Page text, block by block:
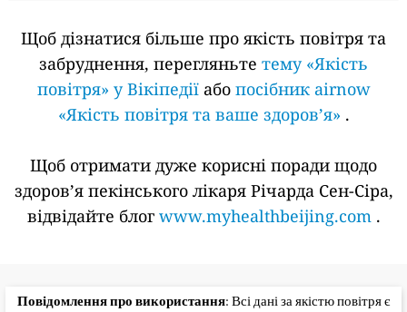
Щоб дізнатися більше про якість повітря та
забруднення, перегляньте тему «Якість
повітря» у Вікіпедіїабо посібник airnow
«Якість повітря та ваше здоров’я» .
Щоб отримати дуже корисні поради щодо
здоров’я пекінського лікаря Річарда Сен-Сіра,
відвідайте блог www.myhealthbeijing.com.
Повідомлення про використання: Всі дані за якістю повітря є